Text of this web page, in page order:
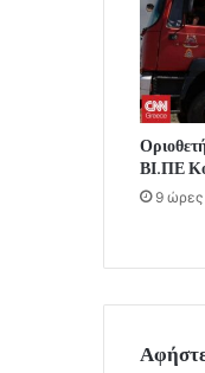
ΒΙ.ΠΕ
9 ώρες